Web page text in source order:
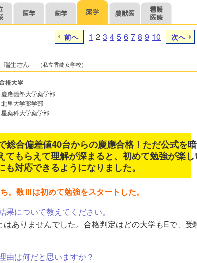
前へ 1 2 3 4 5 6 7 8 9 10 次へ
（私立香蘭女学校）
慶應義塾大学薬学部
北里大学薬学部
星薬科大学薬学部
総合偏差値40台からの慶應合格！ただ公式を
てもらえて理解が深まると、初めて勉強が楽
も対応できるようになりました。
。数Ⅲは初めて勉強をスタートした。
果について教えてください。
ありませんでした。合格判定はどの大学もEで、受
由は何だと思いますか？